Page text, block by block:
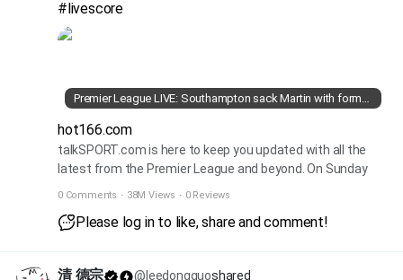
#livescore
Premier League LIVE: Southampton sack Martin with former assistant eyed, Man City ‘played like U15s’ as misery continues, Chelsea close gap to Liverpool
hot166.com
talkSPORT.com is here to keep you updated with all the
latest from the Premier League and beyond. On Sunday
morning, Gary O’Neil became the third Premier League
Ipswich. talkSPORT understands that Vitor Pereira is set
news, Manchester United stunned Manchester City with a
0 Comments · 38M Views · 0 Reviews
Please log in to like, share and comment!
清 德宗 @leedongguoshared